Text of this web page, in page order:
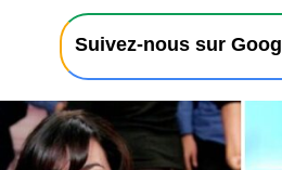
Suivez-nous sur